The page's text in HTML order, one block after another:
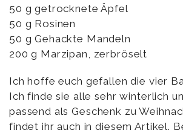
50 g getrocknete Äpfel
50 g Rosinen
50 g Gehackte Mandeln
200 g Marzipan, zerbröselt
Ich hoffe euch gefallen die vier
Ich finde sie alle sehr winterlich
passend als Geschenk zu
findet ihr auch in diesem Artikel.